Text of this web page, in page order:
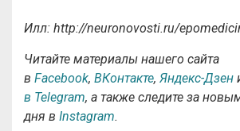
Илл: http://neuronovosti.ru/
Читайте материалы нашего сайта
в Facebook, ВКонтакте, Яндекс-Дзен
в Telegram, а также следите за
дня в Instagram.